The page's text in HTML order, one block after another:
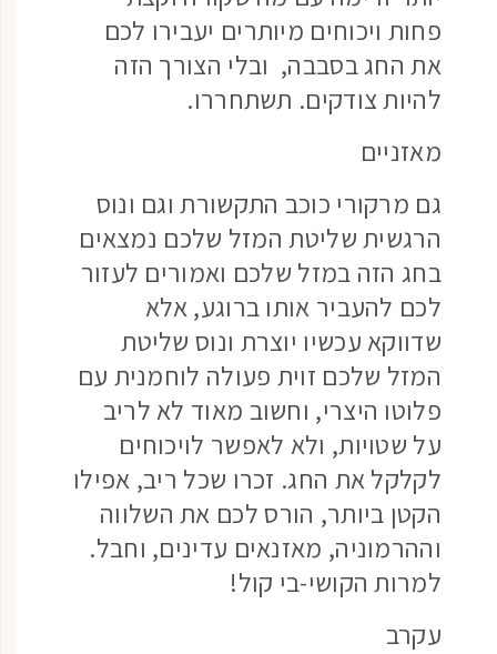
פחות ויכוחים מיותרים יעבירו לכם
את החג בסבבה, ובלי הצורך הזה
להיות צודקים. תשתחררו.
מאזניים
גם מרקורי כוכב התקשורת וגם ונוס
הרגשית שליטת המזל שלכם נמצאים
בחג הזה במזל שלכם ואמורים לעזור
לכם להעביר אותו ברוגע, אלא
שדווקא עכשיו יוצרת ונוס שליטת
המזל שלכם זוית פעולה לוחמנית עם
פלוטו היצרי, וחשוב מאוד לא לריב
על שטויות, ולא לאפשר לויכוחים
לקלקל את החג. זכרו שכל ריב, אפילו
הקטן ביותר, הורס לכם את השלווה
וההרמוניה, מאזנאים עדינים, וחבל.
למרות הקושי-בי קול!
עקרב